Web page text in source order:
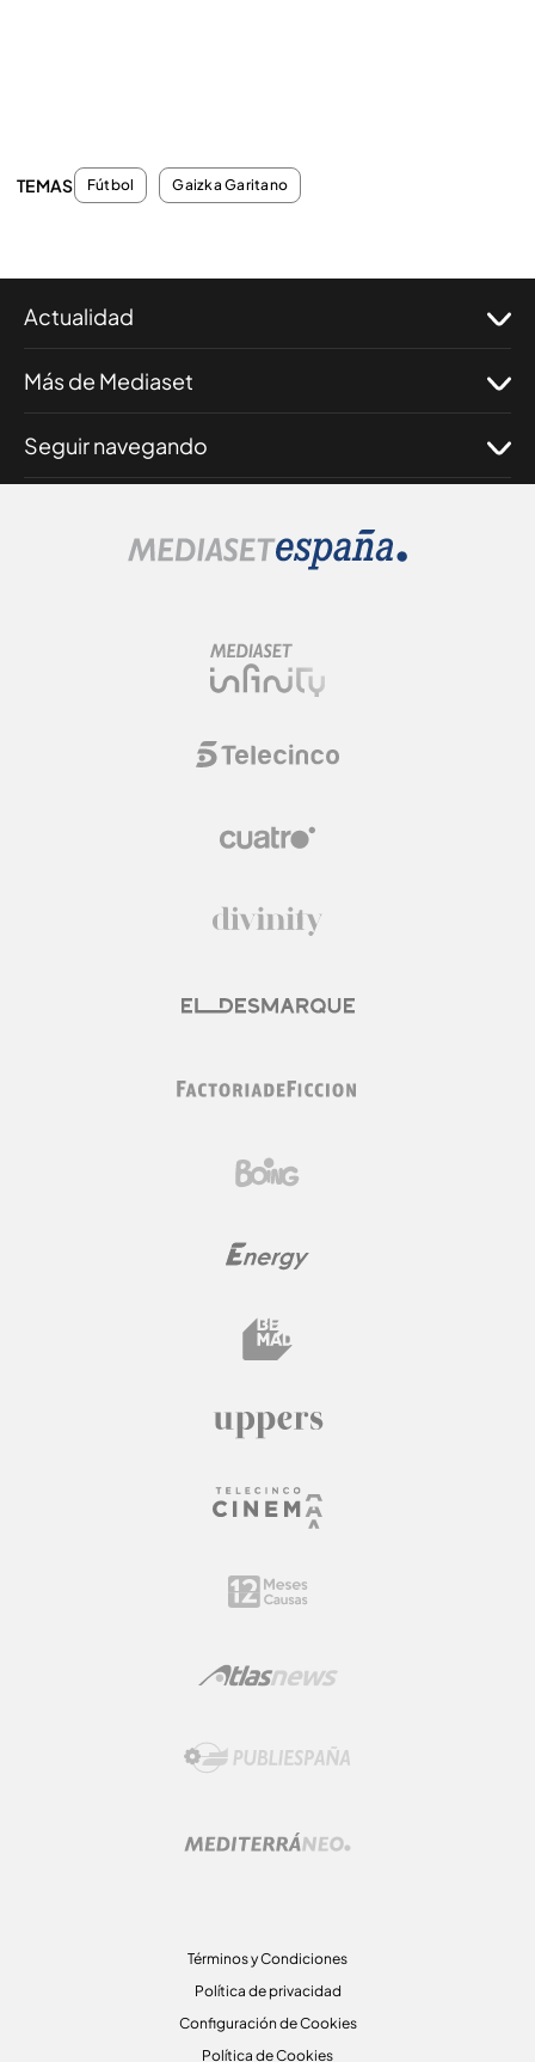
TEMAS Fútbol Gaizka Garitano
Actualidad
Más de Mediaset
Seguir navegando
Términos y Condiciones
Política de privacidad
Configuración de Cookies
Política de Cookies